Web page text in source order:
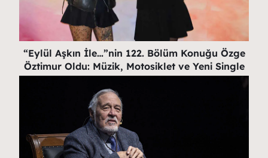
“Eylül Aşkın İle…”nin 122. Bölüm Konuğu Özge
Öztimur Oldu: Müzik, Motosiklet ve Yeni Single